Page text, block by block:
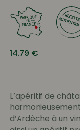
14.79 €
L’apéritif de
d’Ardèche à un